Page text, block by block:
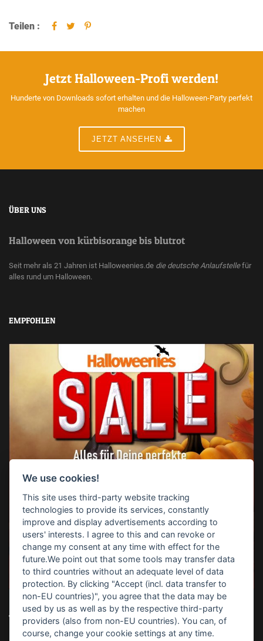
Teilen :
Jetzt Halloween-Profi werden!
Hunderte von Downloads sofort erhalten und die Halloween-Party perfekt
machen
JETZT ANSEHEN
ÜBER UNS
Halloween von kürbisorange bis blutrot
Seit mehr als 21 Jahren ist Halloweenies.de die deutsche Anlaufstellefür
alles rund um Halloween.
EMPFOHLEN
TOP-SUCHBEGRIFFE
We use cookies!
This site uses third-party website tracking
technologies to provide its services, constantly
improve and display advertisements according to
users' interests. I agree to this and can revoke or
change my consent at any time with effect for the
future.We point out that some tools may transfer data
to third countries without an adequate level of data
protection. By clicking "Accept (incl. data transfer to
non-EU countries)", you agree that the data may be
used by us as well as by the respective third-party
providers (also from non-EU countries). You can, of
course, change your cookie settings at any time.